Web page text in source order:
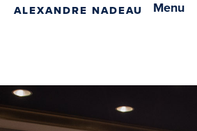
ALEXANDRE NADEAU Menu